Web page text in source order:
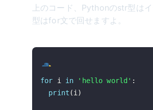
上のコード、Pythonのstr型は
型はfor文で回せますよ。
for i in 'hello world' :
print (i)